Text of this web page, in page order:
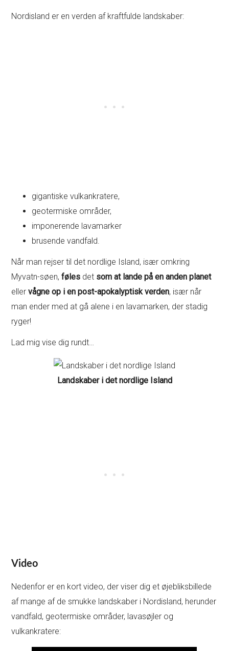
Nordisland er en verden af kraftfulde landskaber:
gigantiske vulkankratere,
geotermiske områder,
imponerende lavamarker
brusende vandfald.
Når man rejser til det nordlige Island, især omkring
Myvatn-søen,føles det som at lande på en anden planet
ellervågne op i en post-apokalyptisk verden, især når
man ender med at gå alene i en lavamarken, der stadig
ryger!
Lad mig vise dig rundt…
Landskaber i det nordlige Island
Video
Nedenfor er en kort video, der viser dig et øjebliksbillede
af mange af de smukke landskaber i Nordisland, herunder
vandfald, geotermiske områder, lavasøjler og
vulkankratere: